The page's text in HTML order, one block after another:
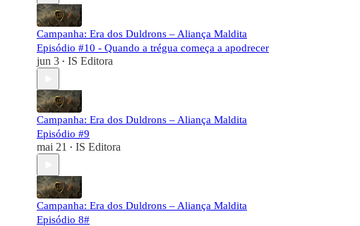
Campanha: Era dos Duldrons – Aliança Maldita
Episódio #10 - Quando a trégua começa a apodrecer
jun 3 • IS Editora
Campanha: Era dos Duldrons – Aliança Maldita
Episódio #9
mai 21 • IS Editora
Campanha: Era dos Duldrons – Aliança Maldita
Episódio 8#